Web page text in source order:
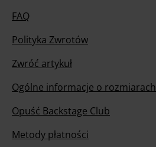
FAQ
Polityka Zwrotów
Zwróć artykuł
Ogólne informacje o rozmiarach
Opuść Backstage Club
Metody płatności